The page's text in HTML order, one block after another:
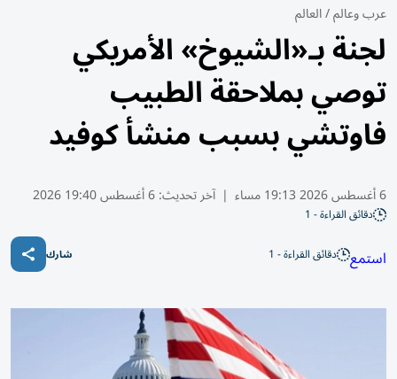
عرب وعالم/العالم
لجنة بـ«الشيوخ» الأمريكي
توصي بملاحقة الطبيب
فاوتشي بسبب منشأ كوفيد
6 أغسطس 2026 19:13 مساء | آخر تحديث:6 أغسطس 19:40 2026
دقائق القراءة - 1
استمع دقائق القراءة - 1 شارك